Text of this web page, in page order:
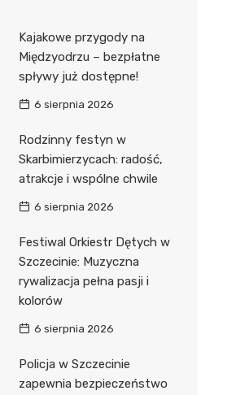
Kajakowe przygody na
Międzyodrzu – bezpłatne
spływy już dostępne!
6 sierpnia 2026
Rodzinny festyn w
Skarbimierzycach: radość,
atrakcje i wspólne chwile
6 sierpnia 2026
Festiwal Orkiestr Dętych w
Szczecinie: Muzyczna
rywalizacja pełna pasji i
kolorów
6 sierpnia 2026
Policja w Szczecinie
zapewnia bezpieczeństwo